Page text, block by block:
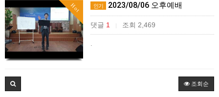
Hot 인기 2023/08/06 오후예배
댓글 1 | 조회 2,469
조회순